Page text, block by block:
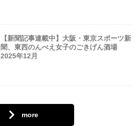
【新聞記事連載中】大阪・東京スポーツ新
聞、東西のんべえ女子のごきげん酒場
2025年12月
more